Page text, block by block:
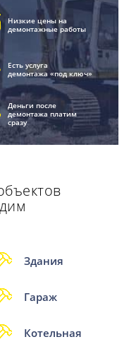
Низкие цены на
демонтажные работы
Есть услуга
демонтажа «под ключ»
Деньги после
демонтажа платим
сразу
Здания
Гараж
Котельная